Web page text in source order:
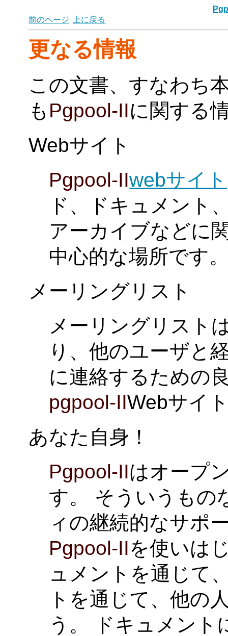
前のページ
上に戻る
更なる情報
この文書、すなわち
も Pgpool-IIに関する
Webサイト
Pgpool-IIwebサイト
ド、ドキュメント
アーカイブなどに
中心的な場所です
メーリングリスト
メーリングリスト
り、他のユーザと
に連絡するための
pgpool-IIWebサイ
あなた自身！
Pgpool-IIはオープ
す。 そういうもの
ィの継続的なサポ
Pgpool-IIを使いは
ュメントを通じて
トを通じて、他の
う。 ドキュメント